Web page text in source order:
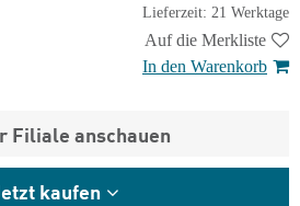
Lieferzeit: 21 Werktage
Auf die Merkliste
In den Warenkorb
Filiale anschauen
kaufen